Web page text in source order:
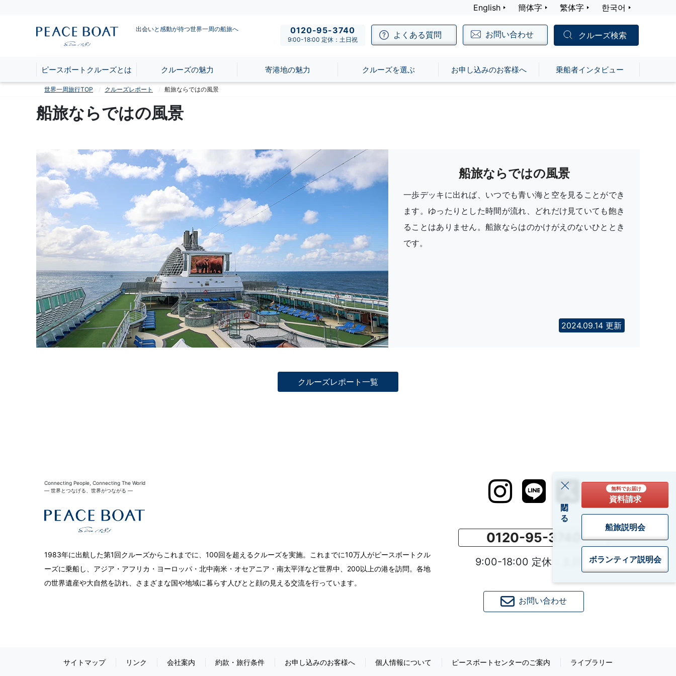
English 簡体字 繁体字 한국어
出会いと感動が待つ世界一周の船旅へ 0120-95-3740
9:00-18:00 定休：土日祝 よくある質問 お問い合わせ クルーズ検索
ピースボートクルーズとは クルーズの魅力 寄港地の魅力 クルーズを選ぶ お申し込みのお客様へ 乗船者インタビュー
閉じる
無料でお届け
資料請求
船旅説明会
ボランティア説明会
世界一周旅行TOP クルーズレポート 船旅ならではの風景
船旅ならではの風景
船旅ならではの風景
一歩デッキに出れば、いつでも青い海と空を見ることができ
ます。ゆったりとした時間が流れ、どれだけ見ていても飽き
ることはありません。船旅ならはのかけがえのないひととき
です。
2024.09.14 更新
クルーズレポート一覧
0120-95-3740
9:00-18:00 定休：土日祝
お問い合わせ
Connecting People, Connecting The World
― 世界とつなげる、世界がつながる ―
1983年に出航した第1回クルーズからこれまでに、100回を超えるクルーズを実施。これまでに10万人がピースボートクル
ーズに乗船し、アジア・アフリカ・ヨーロッパ・北中南米・オセアニア・南太平洋など世界中、200以上の港を訪問。各地
の世界遺産や大自然を訪れ、さまざまな国や地域に暮らす人びとと顔の見える交流を行っています。
サイトマップ リンク 会社案内 約款・旅行条件 お申し込みのお客様へ 個人情報について ピースボートセンターのご案内 ライブラリー